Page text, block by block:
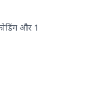
और 1